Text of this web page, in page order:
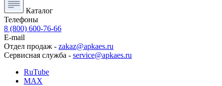
Каталог
Телефоны
8 (800) 600-76-66
E-mail
Отдел продаж - zakaz@apkaes.ru
Сервисная служба - service@apkaes.ru
RuTube
MAX